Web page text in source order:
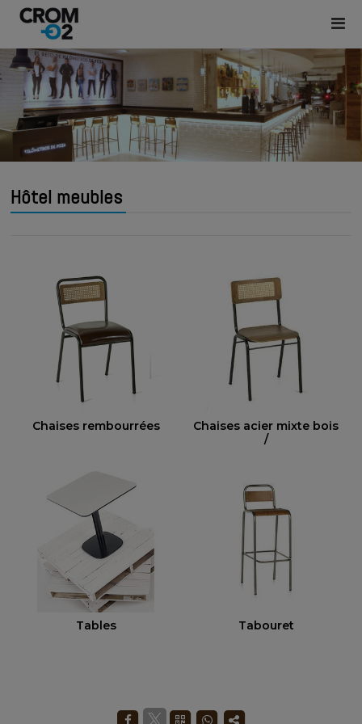
Hôtel meubles
Chaises rembourrées
Chaises acier mixte bois
/
Tables Tabouret